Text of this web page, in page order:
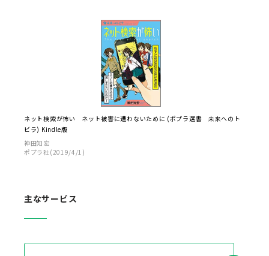
ネット検索が怖い ネット被害に遭わないために (ポプラ選書 未来へのト
ビラ) Kindle版
神田知宏
ポプラ社(2019/4/1)
主なサービス